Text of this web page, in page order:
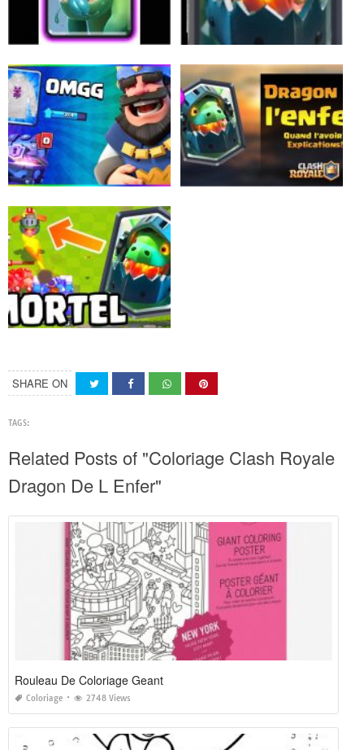
SHARE ON
TAGS:
Related Posts of "Coloriage Clash Royale
Dragon De L Enfer"
Rouleau De Coloriage Geant
Coloriage 2748 Views